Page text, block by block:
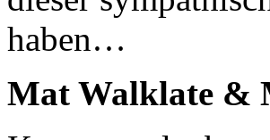
haben…
Mat Walklate &